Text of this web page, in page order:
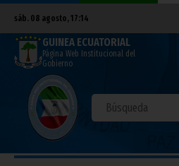
sáb. 08 agosto, 17:14
GUINEA ECUATORIAL
Página Web Institucional del
Gobierno